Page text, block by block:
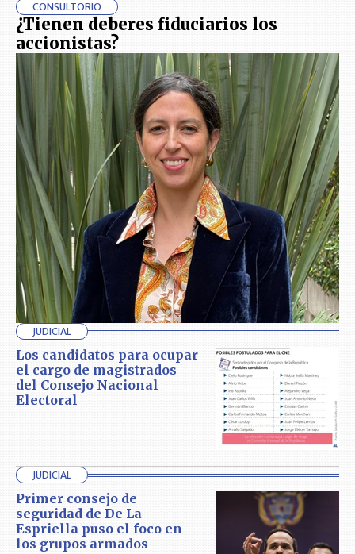
CONSULTORIO
¿Tienen deberes fiduciarios los
accionistas?
JUDICIAL
Los candidatos para ocupar
el cargo de magistrados
del Consejo Nacional
Electoral
JUDICIAL
Primer consejo de
seguridad de De La
Espriella puso el foco en
los grupos armados